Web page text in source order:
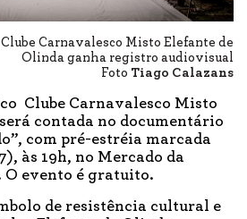
Clube Carnavalesco Misto Elefante de
Olinda ganha registro audiovisual
Foto Tiago Calazans
Clube Carnavalesco Misto
contada no documentário
com pré-estréia marcada
às 19h, no Mercado da
O evento é gratuito.
de resistência cultural e